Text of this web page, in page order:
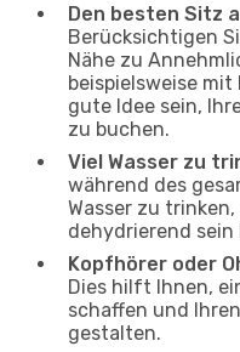
Den besten Sitz
Berücksichtigen
Nähe zu
beispielsweise mit
gute Idee sein,
zu buchen.
Viel Wasser zu
während des
Wasser zu
dehydrierend sein
Kopfhörer oder
Dies hilft Ihnen,
schaffen und
gestalten.